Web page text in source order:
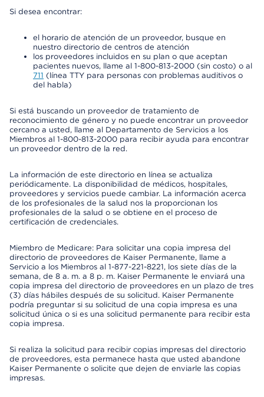
Si desea encontrar:
el horario de atención de un proveedor, busque en
nuestro directorio de centros de atención
los proveedores incluidos en su plan o que aceptan
pacientes nuevos, llame al 1-800-813-2000 (sin costo) o al
711 (línea TTY para personas con problemas auditivos o
del habla)
Si está buscando un proveedor de tratamiento de
reconocimiento de género y no puede encontrar un proveedor
cercano a usted, llame al Departamento de Servicios a los
Miembros al 1-800-813-2000 para recibir ayuda para encontrar
un proveedor dentro de la red.
La información de este directorio en línea se actualiza
periódicamente. La disponibilidad de médicos, hospitales,
proveedores y servicios puede cambiar. La información acerca
de los profesionales de la salud nos la proporcionan los
profesionales de la salud o se obtiene en el proceso de
certificación de credenciales.
Miembro de Medicare: Para solicitar una copia impresa del
directorio de proveedores de Kaiser Permanente, llame a
Servicio a los Miembros al 1-877-221-8221, los siete días de la
semana, de 8 a. m. a 8 p. m. Kaiser Permanente le enviará una
copia impresa del directorio de proveedores en un plazo de tres
(3) días hábiles después de su solicitud. Kaiser Permanente
podría preguntar si su solicitud de una copia impresa es una
solicitud única o si es una solicitud permanente para recibir esta
copia impresa.
Si realiza la solicitud para recibir copias impresas del directorio
de proveedores, esta permanece hasta que usted abandone
Kaiser Permanente o solicite que dejen de enviarle las copias
impresas.